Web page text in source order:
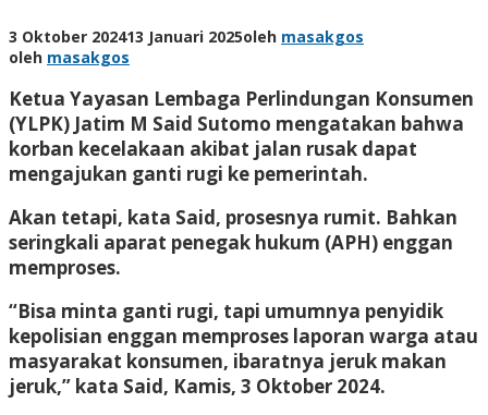
3 Oktober 202413 Januari 2025oleh masakgos
oleh masakgos
Ketua Yayasan Lembaga Perlindungan Konsumen
(YLPK) Jatim M Said Sutomo mengatakan bahwa
korban kecelakaan akibat jalan rusak dapat
mengajukan ganti rugi ke pemerintah.
Akan tetapi, kata Said, prosesnya rumit. Bahkan
seringkali aparat penegak hukum (APH) enggan
memproses.
“Bisa minta ganti rugi, tapi umumnya penyidik
kepolisian enggan memproses laporan warga atau
masyarakat konsumen, ibaratnya jeruk makan
jeruk,” kata Said, Kamis, 3 Oktober 2024.